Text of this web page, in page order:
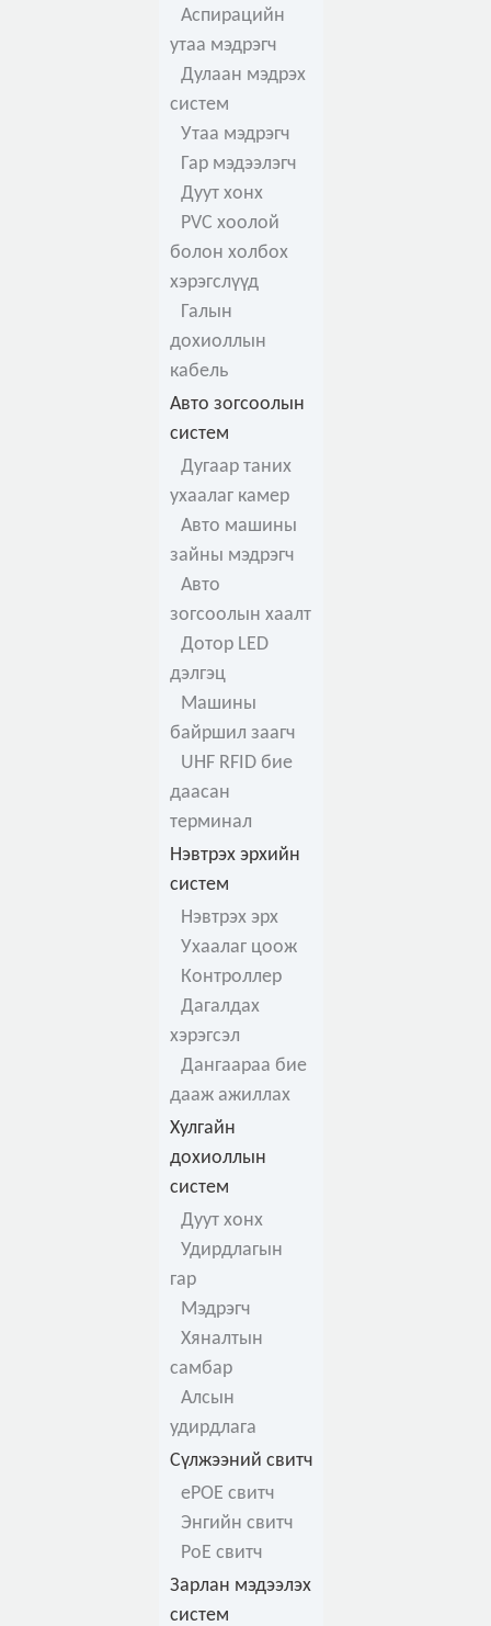
Аспирацийн
утаа мэдрэгч
Дулаан мэдрэх
систем
Утаа мэдрэгч
Гар мэдээлэгч
Дуут хонх
PVC хоолой
болон холбох
хэрэгслүүд
Галын
дохиоллын
кабель
Авто зогсоолын
систем
Дугаар таних
ухаалаг камер
Авто машины
зайны мэдрэгч
Авто
зогсоолын хаалт
Дотор LED
дэлгэц
Машины
байршил заагч
UHF RFID бие
даасан
терминал
Нэвтрэх эрхийн
систем
Нэвтрэх эрх
Ухаалаг цоож
Контроллер
Дагалдах
хэрэгсэл
Дангаараа бие
дааж ажиллах
Хулгайн
дохиоллын
систем
Дуут хонх
Удирдлагын
гар
Мэдрэгч
Хяналтын
самбар
Алсын
удирдлага
Сүлжээний свитч
ePOE свитч
Энгийн свитч
PoE свитч
Зарлан мэдээлэх
систем